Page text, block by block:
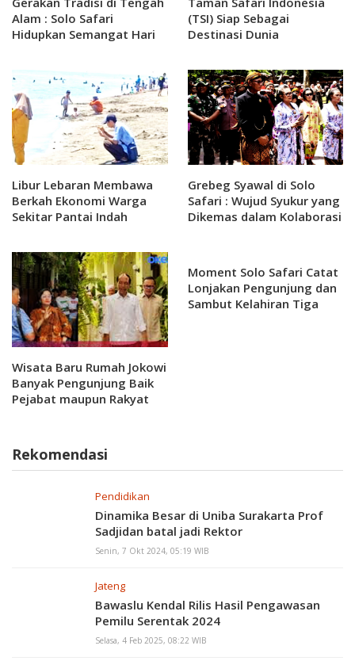
Alam : Solo Safari
Hidupkan Semangat Hari
(TSI) Siap Sebagai
Destinasi Dunia
Libur Lebaran Membawa
Berkah Ekonomi Warga
Sekitar Pantai Indah
Grebeg Syawal di Solo
Safari : Wujud Syukur yang
Dikemas dalam Kolaborasi
Wisata Baru Rumah Jokowi
Banyak Pengunjung Baik
Pejabat maupun Rakyat
Moment Solo Safari Catat
Lonjakan Pengunjung dan
Sambut Kelahiran Tiga
Rekomendasi
Pendidikan
Dinamika Besar di Uniba Surakarta Prof
Sadjidan batal jadi Rektor
Senin, 7 Okt 2024, 05:19 WIB
Jateng
Bawaslu Kendal Rilis Hasil Pengawasan
Pemilu Serentak 2024
Selasa, 4 Feb 2025, 08:22 WIB